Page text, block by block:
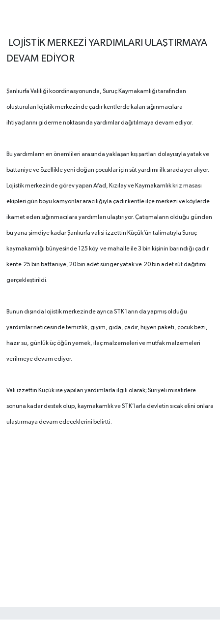
LOJİSTİK MERKEZİ YARDIMLARI ULAŞTIRMAYA
DEVAM EDİYOR
Şanlıurfa Valiliği koordinasyonunda, Suruç Kaymakamlığı tarafından
oluşturulan lojistik merkezinde çadır kentlerde kalan sığınmacılara
ihtiyaçlarını giderme noktasında yardımlar dağıtılmaya devam ediyor.
Bu yardımların en önemlileri arasında yaklaşan kış şartları dolayısıyla yatak ve
battaniye ve özellikle yeni doğan çocuklar için süt yardımı ilk sırada yer alıyor.
Lojistik merkezinde görev yapan Afad, Kızılay ve Kaymakamlık kriz masası
ekipleri gün boyu kamyonlar aracılığıyla çadır kentle ilçe merkezi ve köylerde
ikamet eden sığınmacılara yardımları ulaştırıyor. Çatışmaların olduğu günden
bu yana şimdiye kadar Şanlıurfa valisi izzettin Küçük’ün talimatıyla Suruç
kaymakamlığı bünyesinde 125 köy ve mahalle ile 3 bin kişinin barındığı çadır
kente 25 bin battaniye, 20 bin adet sünger yatak ve 20 bin adet süt dağıtımı
gerçekleştirildi.
Bunun dışında lojistik merkezinde ayrıca STK’ların da yapmış olduğu
yardımlar neticesinde temizlik, giyim, gıda, çadır, hijyen paketi, çocuk bezi,
hazır su, günlük üç öğün yemek, ilaç malzemeleri ve mutfak malzemeleri
verilmeye devam ediyor.
Vali izzettin Küçük ise yapılan yardımlarla ilgili olarak; Suriyeli misafirlere
sonuna kadar destek olup, kaymakamlık ve STK’larla devletin sıcak elini onlara
ulaştırmaya devam edeceklerini belirtti.